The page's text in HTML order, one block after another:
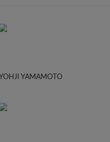
YOHJI YAMAMOTO